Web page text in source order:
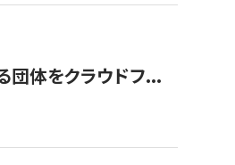
団体をクラウドフ...